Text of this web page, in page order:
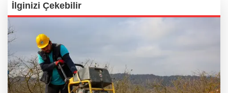
İlginizi Çekebilir